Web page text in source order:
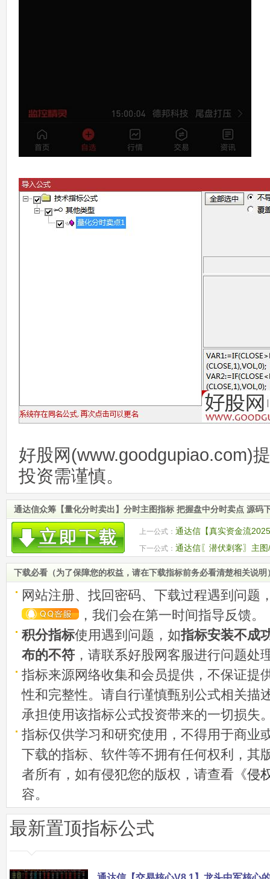
好股网(www.goodgupiao.com)
投资需谨慎。
通达信众筹【量化分时卖出】分时主图指标 把握盘中分时卖点 源码
上一公式： 通达信【真实资金流
源码
下一公式： 通达信〖潜伏刺客〗主
下载必看（为了保障您的权益，请在下载指标前务必看清楚相关说明
网站注册、找回密码、下载过程遇到问题
，我们会在第一时间指导反馈。
积分指标使用遇到问题，如指标安装不成
布的不符 ，请联系好股网客服进行问题处
指标来源网络收集和会员提供，不保证提
性和完整性。请自行谨慎甄别公式相关描
承担使用该指标公式投资带来的一切损失
指标仅供学习和研究使用，不得用于商业
下载的指标、软件等不拥有任何权利，其
者所有，如有侵犯您的版权，请查看《侵
容。
最新置顶指标公式